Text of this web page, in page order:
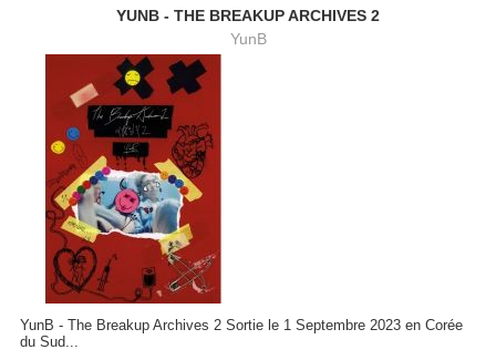
YUNB - THE BREAKUP ARCHIVES 2
YunB
YunB - The Breakup Archives 2 Sortie le 1 Septembre 2023 en Corée
du Sud...